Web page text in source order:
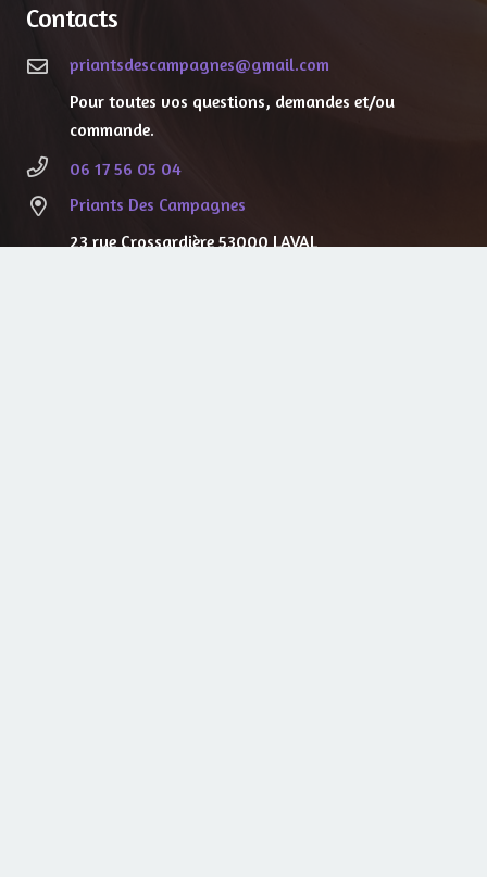
Contacts
priantsdescampagnes@gmail.com
Pour toutes vos questions, demandes et/ou
commande.
06 17 56 05 04
Priants Des Campagnes
23 rue Crossardière 53000 LAVAL